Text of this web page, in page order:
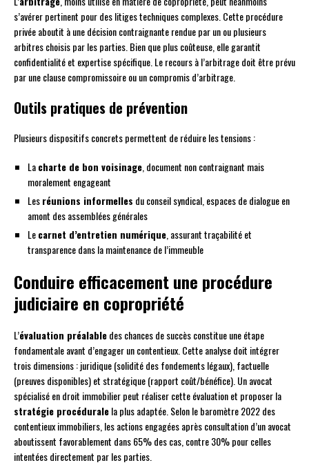
s’avérer pertinent pour des litiges techniques complexes. Cette procédure
privée aboutit à une décision contraignante rendue par un ou plusieurs
arbitres choisis par les parties. Bien que plus coûteuse, elle garantit
confidentialité et expertise spécifique. Le recours à l’arbitrage doit être prévu
par une clause compromissoire ou un compromis d’arbitrage.
Outils pratiques de prévention
Plusieurs dispositifs concrets permettent de réduire les tensions :
Lacharte de bon voisinage, document non contraignant mais
moralement engageant
Lesréunions informelles du conseil syndical, espaces de dialogue en
amont des assemblées générales
Lecarnet d’entretien numérique, assurant traçabilité et
transparence dans la maintenance de l’immeuble
Conduire efficacement une procédure
judiciaire en copropriété
L’évaluation préalabledes chances de succès constitue une étape
fondamentale avant d’engager un contentieux. Cette analyse doit intégrer
trois dimensions : juridique (solidité des fondements légaux), factuelle
(preuves disponibles) et stratégique (rapport coût/bénéfice). Un avocat
spécialisé en droit immobilier peut réaliser cette évaluation et proposer la
stratégie procéduralela plus adaptée. Selon le baromètre 2022 des
contentieux immobiliers, les actions engagées après consultation d’un avocat
aboutissent favorablement dans 65% des cas, contre 30% pour celles
intentées directement par les parties.